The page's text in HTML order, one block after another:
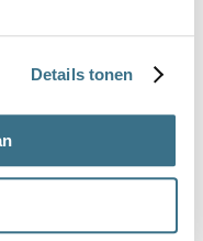
Details tonen
toegang